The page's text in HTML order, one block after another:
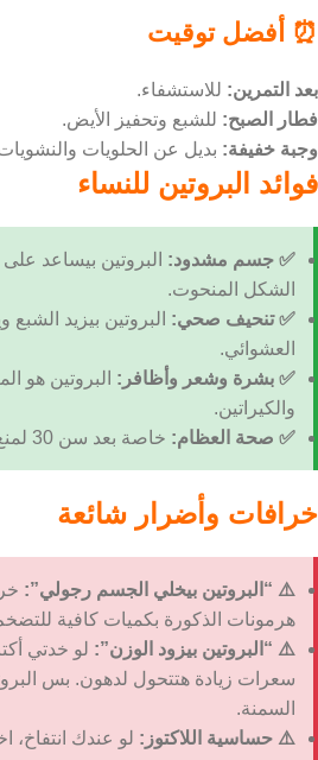
بروتين
للهدف ده.
⏰ أفضل توقيت
بعد التمرين:للاستشفاء.
فطار الصبح:للشبع وتحفيز الأيض.
فوائد البروتين للنساء
✅ جسم مشدود: البروتين بيساعد على
الشكل المنحوت.
✅ تنحيف صحي:البروتين بيزيد الشبع
العشوائي.
✅ بشرة وشعر وأظافر: البروتين هو
✅ صحة العظام:
خاصة بعد سن 30 لمنع هشاشة العظام.
خرافات وأضرار شائعة
⚠️ “البروتين بيخلي الجسم رجولي”:
هرمونات الذكورة بكميات كافية
⚠️ “البروتين بيزود الوزن”:
سعرات زيادة هتتحول لدهون. بس